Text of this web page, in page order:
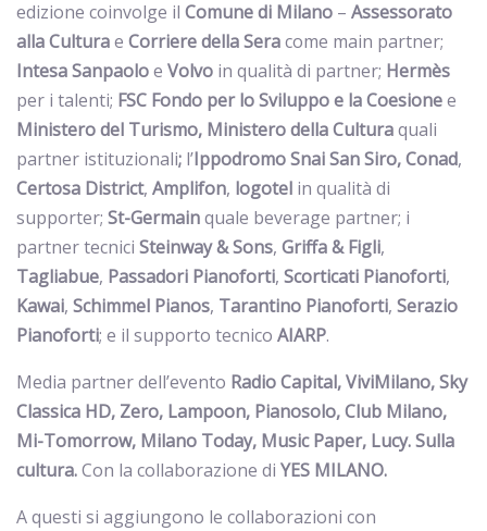
edizione coinvolge il Comune di Milano – Assessorato
alla Culturae Corriere della Seracome main partner;
Intesa Sanpaoloe Volvo in qualità di partner; Hermès
per i talenti; FSC Fondo per lo Sviluppo e la Coesionee
Ministero del Turismo, Ministero della Culturaquali
partner istituzionali; l’Ippodromo Snai San Siro,Conad,
Certosa District, Amplifon, logotel in qualità di
supporter; St-Germainquale beverage partner; i
partner tecnici Steinway & Sons, Griffa & Figli,
Tagliabue, Passadori Pianoforti, Scorticati Pianoforti,
Kawai, Schimmel Pianos, Tarantino Pianoforti, Serazio
Pianoforti; e il supporto tecnico AIARP.
Media partner dell’evento Radio Capital, ViviMilano, Sky
Classica HD, Zero, Lampoon, Pianosolo, Club Milano,
Mi-Tomorrow, Milano Today, Music Paper, Lucy. Sulla
cultura.Con la collaborazione di YES MILANO.
A questi si aggiungono le collaborazioni con